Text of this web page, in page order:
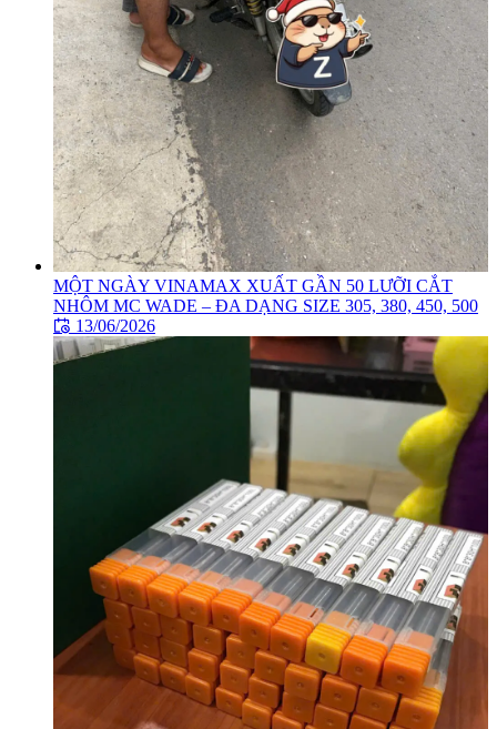
MỘT NGÀY VINAMAX XUẤT GẦN 50 LƯỠI CẮT
NHÔM MC WADE – ĐA DẠNG SIZE 305, 380, 450, 500
13/06/2026